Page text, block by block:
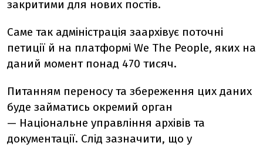
закритими для нових постів.
Саме так адміністрація заархівує поточні
петиції й на платформі We The People, яких на
даний момент понад 470 тисяч.
Питанням переносу та збереження цих даних
буде займатись окремий орган
— Національне управління архівів та
документації. Слід зазначити, що у